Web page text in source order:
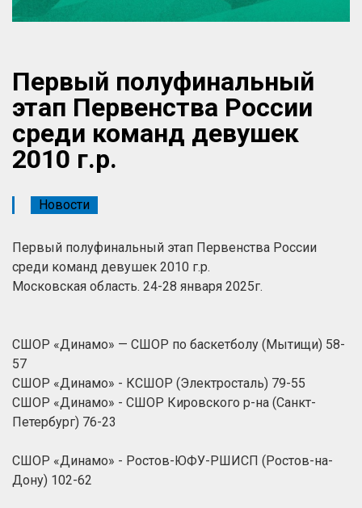
Первый полуфинальный
этап Первенства России
среди команд девушек
2010 г.р.
Новости
Первый полуфинальный этап Первенства России
среди команд девушек 2010 г.р.
Московская область. 24-28 января 2025г.
СШОР «Динамо» — СШОР по баскетболу (Мытищи) 58-
57
СШОР «Динамо» - КСШОР (Электросталь) 79-55
СШОР «Динамо» - СШОР Кировского р-на (Санкт-
Петербург) 76-23
СШОР «Динамо» - Ростов-ЮФУ-РШИСП (Ростов-на-
Дону) 102-62